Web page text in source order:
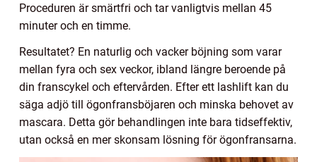
Proceduren är smärtfri och tar vanligtvis mellan 45
minuter och en timme.
Resultatet? En naturlig och vacker böjning som varar
mellan fyra och sex veckor, ibland längre beroende på
din franscykel och eftervården. Efter ett lashlift kan du
säga adjö till ögonfransböjaren och minska behovet av
mascara. Detta gör behandlingen inte bara tidseffektiv,
utan också en mer skonsam lösning för ögonfransarna.